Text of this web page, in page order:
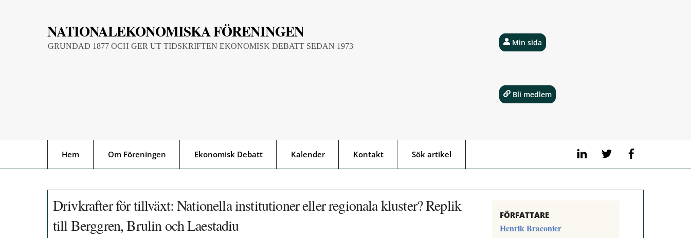
NATIONALEKONOMISKA FÖRENINGEN
GRUNDAD 1877 OCH GER UT TIDSKRIFTEN EKONOMISK DEBATT SEDAN 1973
LinkedIn Twitter
Hem Om Föreningen Ekonomisk Debatt Kalender Kontakt Sök artikel
Min sida
Bli medlem
Drivkrafter för tillväxt: Nationella institutioner eller regionala kluster? Replik
till Berggren, Brulin och Laestadiu
FÖRFATTARE
Henrik Braconier